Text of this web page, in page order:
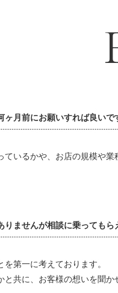
月前にお願いすれば良いで
ているかや、お店の規模や
ませんが相談に乗ってもら
第一に考えております。
共に、お客様の想いを聞